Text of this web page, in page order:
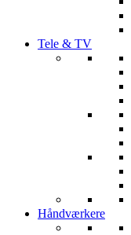
Tele & TV
Håndværkere